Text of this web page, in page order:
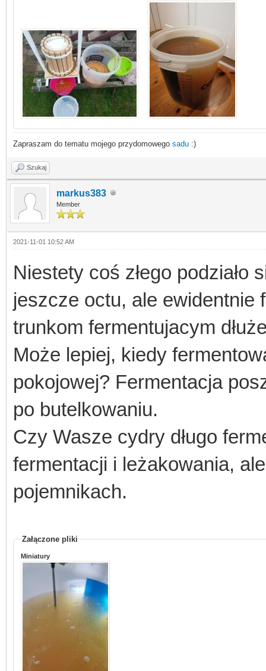
Zapraszam do tematu mojego przydomowego sadu :)
Szukaj
markus383
Member
2021-11-01 10:52 AM
Niestety coś złego
jeszcze octu, ale ewidentnie
trunkom fermentujacym
Może lepiej, kiedy
pokojowej? Fermentacja
po butelkowaniu.
Czy Wasze cydry długo
fermentacji i leżakowania,
pojemnikach.
Załączone pliki
Miniatury